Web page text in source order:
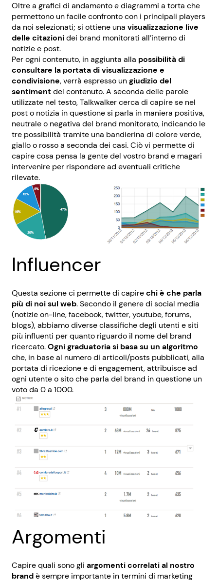
Oltre a grafici di andamento e diagrammi a torta che
permettono un facile confronto con i principali players
da noi selezionati; si ottiene una visualizzazione live
delle citazionidei brand monitorati all’interno di
notizie e post.
Per ogni contenuto, in aggiunta alla possibilità di
consultare la portata di visualizzazione e
condivisione, verrà espresso ungiudizio del
sentiment del contenuto. A seconda delle parole
utilizzate nel testo, Talkwalker cerca di capire se nel
post o notizia in questione si parla in maniera positiva,
neutrale o negativa del brand monitorato, indicando le
tre possibilità tramite una bandierina di colore verde,
giallo o rosso a seconda dei casi. Ciò vi permette di
capire cosa pensa la gente del vostro brand e magari
intervenire per rispondere ad eventuali critiche
rilevate.
Influencer
Questa sezione ci permette di capirechi è che parla
più di noi sul web. Secondo il genere di social media
(notizie on-line, facebook, twitter, youtube, forums,
blogs), abbiamo diverse classifiche degli utenti e siti
più influenti per quanto riguardo il nome del brand
ricercato.Ogni graduatoria si basa su un algoritmo
che, in base al numero di articoli/posts pubblicati, alla
portata di ricezione e di engagement, attribuisce ad
ogni utente o sito che parla del brand in questione un
voto da 0 a 1000.
Argomenti
Capire quali sono gli argomenti correlati al nostro
brandè sempre importante in termini di marketing